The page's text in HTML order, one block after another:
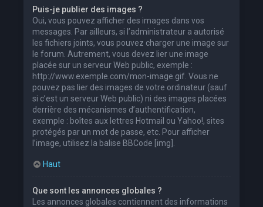
Puis-je publier des images ?
Oui, vous pouvez afficher des images dans vos
messages. Par ailleurs, si l’administrateur a autorisé
les fichiers joints, vous pouvez charger une image sur
le forum. Autrement, vous devez lier une image
placée sur un serveur Web public, exemple :
http://www.exemple.com/mon-image.gif. Vous ne
pouvez pas lier des images de votre ordinateur (sauf
si c’est un serveur Web public) ni des images placées
derrière des mécanismes d’authentification,
exemple : boîtes aux lettres Hotmail ou Yahoo!, sites
protégés par un mot de passe, etc. Pour afficher
l’image, utilisez la balise BBCode [img].
Haut
Que sont les annonces globales ?
Les annonces globales contiennent des informations